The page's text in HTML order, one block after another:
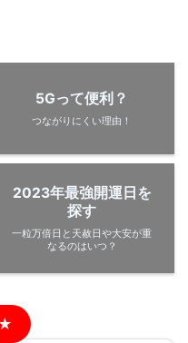
5Gって便利？
つながりにくい理由！
2023年最強開運日を
探す
一粒万倍日と天赦日や大安が重
なるのはいつ？